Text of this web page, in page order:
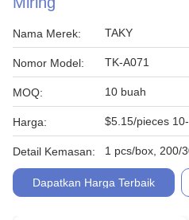
Nama Merek: TAKY
Nomor Model: TK-A071
MOQ: 10 buah
Harga: $5.15/pieces
Detail Kemasan: 1 pcs/box, 200/
Dapatkan Harga Terbaik